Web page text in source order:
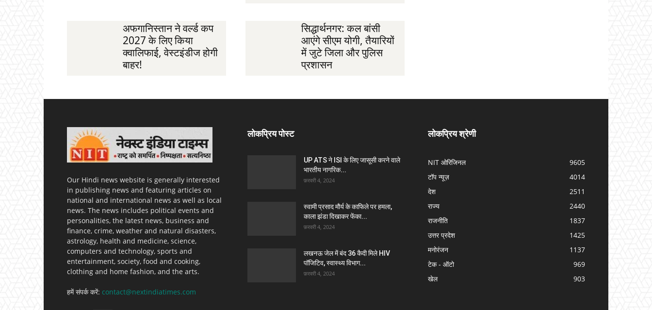
अफगानिस्तान ने वर्ल्ड कप
2027 के लिए किया
क्वालिफाई, वेस्टइंडीज होगी
बाहर!
सिद्धार्थनगर: कल बांसी
आएंगे सीएम योगी, तैयारियों
में जुटे जिला और पुलिस
प्रशासन
Our Hindi news website is generally interested
in publishing news and featuring articles on
national and international news as well as local
news. The news includes political events and
personalities, the latest news, business and
finance, crime, weather and natural disasters,
astrology, health and medicine, science,
computers and technology, sports and
entertainment, society, food and cooking,
clothing and home fashion, and the arts.
हमें संपर्क करें: contact@nextindiatimes.com
लोकप्रिय पोस्ट
UP ATS ने ISI के लिए जासूसी करने वाले
भारतीय नागरिक...
फ़रवरी 4, 2024
स्वामी प्रसाद मौर्य के काफिले पर हमला,
काला झंडा दिखाकर फेंका...
फ़रवरी 4, 2024
लखनऊ जेल में बंद 36 कैदी मिले HIV
पॉजिटिव, स्वास्थ्य विभाग...
फ़रवरी 4, 2024
लोकप्रिय श्रेणी
NIT ओरिजिनल
9605
टॉप न्यूज़
4014
देश
2511
राज्य
2440
राजनीति
1837
उत्तर प्रदेश
1425
मनोरंजन
1137
टेक - ऑटो
969
खेल
903